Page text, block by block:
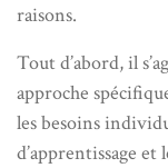
raisons.
Tout d’abord, il
approche
les besoins
d’apprentissage et